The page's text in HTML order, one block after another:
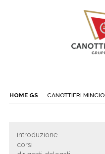
HOME GS CANOTTIERI MINCIO
CANOA
introduzione
corsi